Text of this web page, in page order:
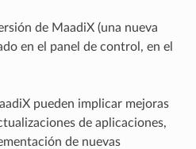
de MaadiX (una nueva
en el panel de control, en el
pueden implicar mejoras
de aplicaciones,
de nuevas